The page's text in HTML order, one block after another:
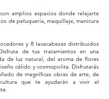
amplios espacios donde relajarte
de peluquería, maquillaje, manicura
y 8 lavacabezas distribuidos
de tus tratamientos en una
de luz natural, del aroma de flores
cálido y cosmopolita. Disfrutarás
de magníficas obras de arte, de
que te ayudarán a vivir el